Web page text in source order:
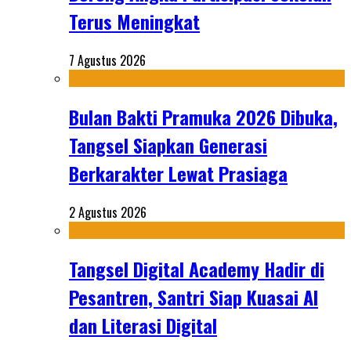
Terus Meningkat
7 Agustus 2026
Bulan Bakti Pramuka 2026 Dibuka,
Tangsel Siapkan Generasi
Berkarakter Lewat Prasiaga
2 Agustus 2026
Tangsel Digital Academy Hadir di
Pesantren, Santri Siap Kuasai AI
dan Literasi Digital